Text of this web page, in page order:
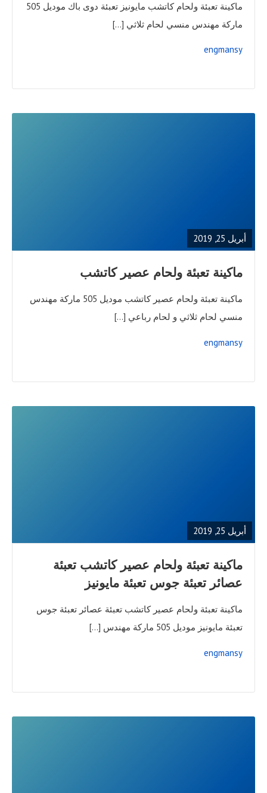
ماكينة تعبئة ولحام كاتشب مايونيز تعبئة دوى باك موديل 505
ماركة مهندس منسي لحام ثلاثي […]
engmansy
أبريل 25, 2019
ماكينة تعبئة ولحام عصير كاتشب
ماكينة تعبئة ولحام عصير كاتشب موديل 505 ماركة مهندس
منسي لحام ثلاثي و لحام رباعي […]
engmansy
أبريل 25, 2019
ماكينة تعبئة ولحام عصير كاتشب تعبئة
عصائر تعبئة جوس تعبئة مايونيز
ماكينة تعبئة ولحام عصير كاتشب تعبئة عصائر تعبئة جوس
تعبئة مايونيز موديل 505 ماركة مهندس […]
engmansy